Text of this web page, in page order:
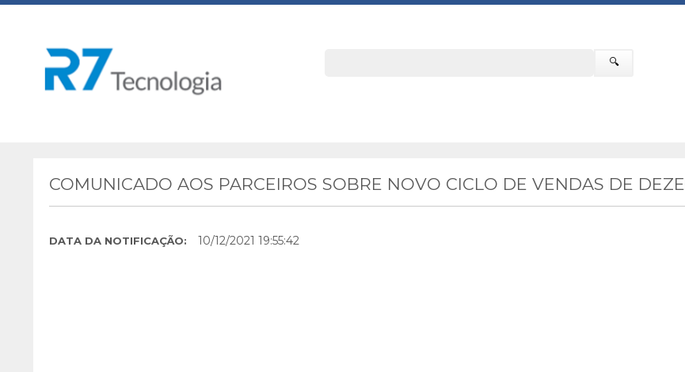
🔍
COMUNICADO AOS PARCEIROS SOBRE NOVO CICLO DE VENDAS DE
DATA DA NOTIFICAÇÃO: 10/12/2021 19:55:42